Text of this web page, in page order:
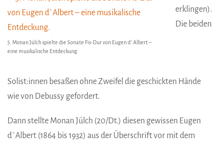
5. Monan Jülch spielte die Sonate Fis-Dur von Eugen d`Albert –
eine musikalische Entdeckung.
erklingen).
Die beiden
Solist:innen besaßen ohne Zweifel die geschickten Hände
wie von Debussy gefordert.
Dann stellte Monan Jülch (20/Dt.) diesen gewissen Eugen
d`Albert (1864 bis 1932) aus der Überschrift vor mit dem